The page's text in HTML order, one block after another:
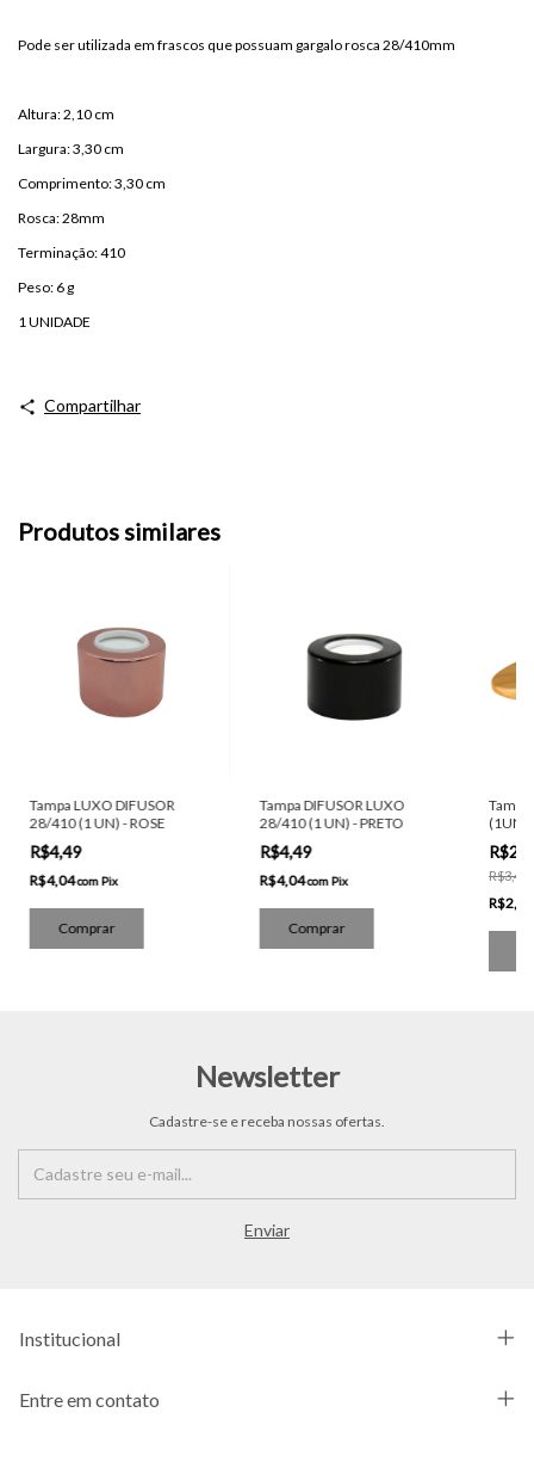
Pode ser utilizada em frascos que possuam gargalo rosca 28/410mm
Altura: 2,10 cm
Largura: 3,30 cm
Comprimento: 3,30 cm
Rosca: 28mm
Terminação: 410
Peso: 6 g
1 UNIDADE
Compartilhar
Produtos similares
Tampa LUXO DIFUSOR
28/410 (1 UN) - ROSE
R$4,49
R$4,04comPix
Tampa DIFUSOR LUXO
28/410 (1 UN) - PRETO
R$4,49
R$4,04com Pix
(1UN)
R$3,43
Newsletter
Cadastre-se e receba nossas ofertas.
Institucional
Entre em contato